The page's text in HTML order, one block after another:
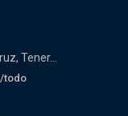
Tener...
/todo